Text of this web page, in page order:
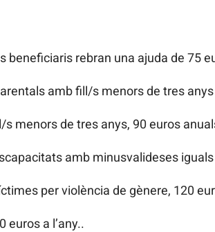
beneficiaris rebran una ajuda de 75
amb fill/s menors de tres
menors de tres anys, 90 euros
amb minusvalideses iguals
per violència de gènere, 120
euros a l’any..